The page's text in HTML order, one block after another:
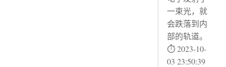
一束光，就
会跌落到内
部的轨道。
⏱ 2023-10-
03 23:50:39